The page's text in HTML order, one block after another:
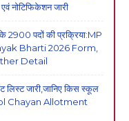
नोटिफिकेशन जारी
के 2900 पदों की प्रक्रिया:MP
Bharti 2026 Form,
Detail
लिस्ट जारी,जानिए किस स्कूल
Chayan Allotment